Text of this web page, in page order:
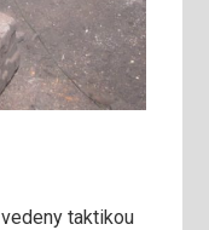
taktikou